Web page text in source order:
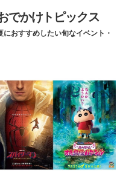
でかけトピックス
おすすめしたい旬なイベント・